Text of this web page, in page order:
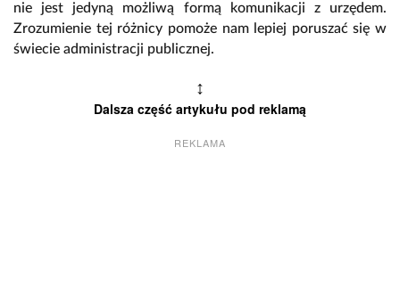
nie jest jedyną możliwą formą komunikacji z urzędem.
Zrozumienie tej różnicy pomoże nam lepiej poruszać się w
świecie administracji publicznej.
↕
Dalsza część artykułu pod reklamą
REKLAMA